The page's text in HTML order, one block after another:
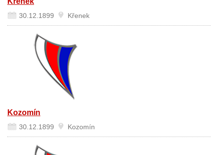
30.12.1899 Křenek
Kozomín
30.12.1899 Kozomín